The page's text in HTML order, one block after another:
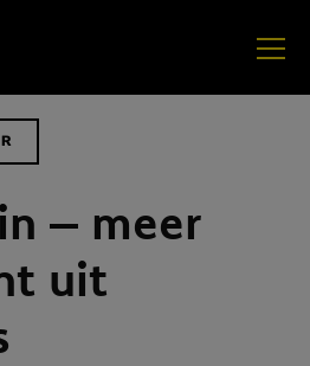
– meer
uit